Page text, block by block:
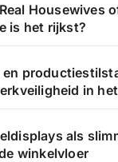
Housewives
is het rijkst?
in
als
winkelvloer